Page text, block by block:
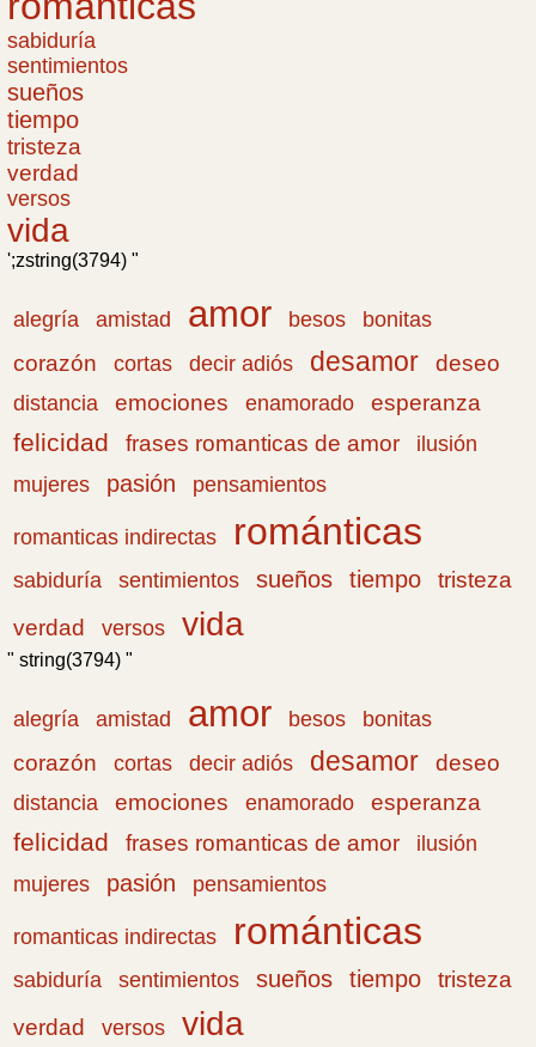
sabiduría
sentimientos
sueños
tiempo
tristeza
verdad
versos
vida
';zstring(3794) "
alegría amistad amor besos
bonitas
corazón
cortas decir adiós desamor deseo
distancia emociones enamorado esperanza
felicidad frases romanticas de amor
ilusión
mujeres
pasión pensamientos
romanticas indirectas románticas
sabiduría sentimientos sueños tiempo
tristeza
verdad
versos vida
" string(3794) "
alegría amistad amor besos
bonitas
corazón
cortas decir adiós desamor deseo
distancia emociones enamorado esperanza
felicidad frases romanticas de amor
ilusión
mujeres
pasión pensamientos
romanticas indirectas románticas
sabiduría sentimientos sueños tiempo
tristeza
verdad
versos vida